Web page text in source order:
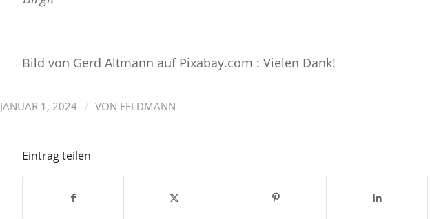
Bild von Gerd Altmann auf Pixabay.com : Vielen Dank!
JANUAR 1, 2024 / VON FELDMANN
Eintrag teilen